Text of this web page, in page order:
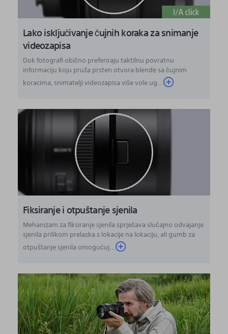
Lako isključivanje čujnih koraka za snimanje
videozapisa
Dok fotografi obično preferiraju taktilnu povratnu
informaciju koju pruža prsten otvora blende sa čujnim
koracima, snimatelji videozapisa više vole ug...
Fiksiranje i otpuštanje sjenila
Mehanizam za fiksiranje sjenila sprječava slučajno odvajanje
sjenila prilikom prelaska s lokacije na lokaciju, ali gumb za
otpuštanje sjenila omogućuj...